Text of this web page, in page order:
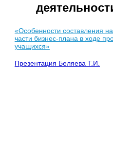
«Особенности составления
части бизнес-плана в ходе
учащихся»
Презентация Беляева Т.И.